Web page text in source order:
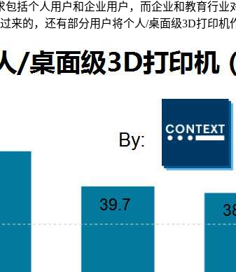
包括个人用户和企业用户，而企业和教育行
来的，还有部分用户将个人/桌面级3D打印机